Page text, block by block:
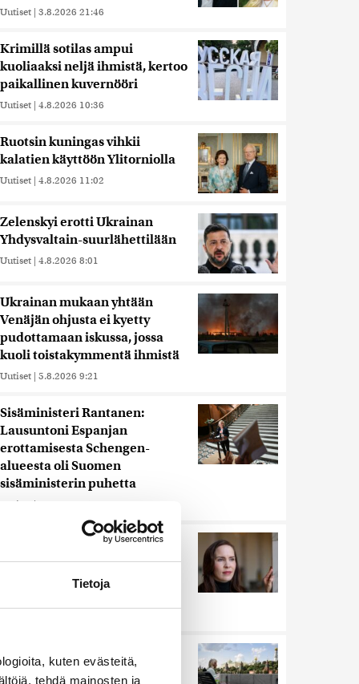
Tietoja
kuten evästeitä,
tehdä mainosten ja
Uutiset | 3.8.2026 21:46
Krimillä sotilas ampui
kuoliaaksi neljä ihmistä, kertoo
paikallinen kuvernööri
Uutiset | 4.8.2026 10:36
Ruotsin kuningas vihkii
kalatien käyttöön Ylitorniolla
Uutiset | 4.8.2026 11:02
Zelenskyi erotti Ukrainan
Yhdysvaltain-suurlähettilään
Uutiset | 4.8.2026 8:01
Ukrainan mukaan yhtään
Venäjän ohjusta ei kyetty
pudottamaan iskussa, jossa
kuoli toistakymmentä ihmistä
Uutiset | 5.8.2026 9:21
Sisäministeri Rantanen:
Lausuntoni Espanjan
erottamisesta Schengen-
alueesta oli Suomen
sisäministerin puhetta
Uutiset |
Hammashoidon Kela-
korvaukset valuivat
hyvätuloisille – Kemppi:
Kansaa johdettiin harhaan
kuollut Ukrainan iskussa